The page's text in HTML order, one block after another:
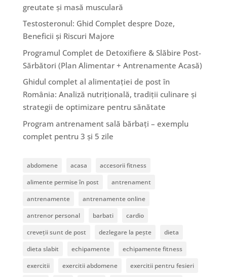
greutate și masă musculară
Testosteronul: Ghid Complet despre Doze,
Beneficii și Riscuri Majore
Programul Complet de Detoxifiere & Slăbire Post-
Sărbători (Plan Alimentar + Antrenamente Acasă)
Ghidul complet al alimentației de post în
România: Analiză nutrițională, tradiții culinare și
strategii de optimizare pentru sănătate
Program antrenament sală bărbați – exemplu
complet pentru 3 și 5 zile
abdomene acasa
accesorii fitness
alimente permise în post
antrenament
antrenamente
antrenamente online
antrenor personal
barbati
cardio
creveții sunt de post
dezlegare la pește
dieta
dieta slabit
echipamente
echipamente fitness
exercitii
exercitii abdomene
exercitii pentru fesieri